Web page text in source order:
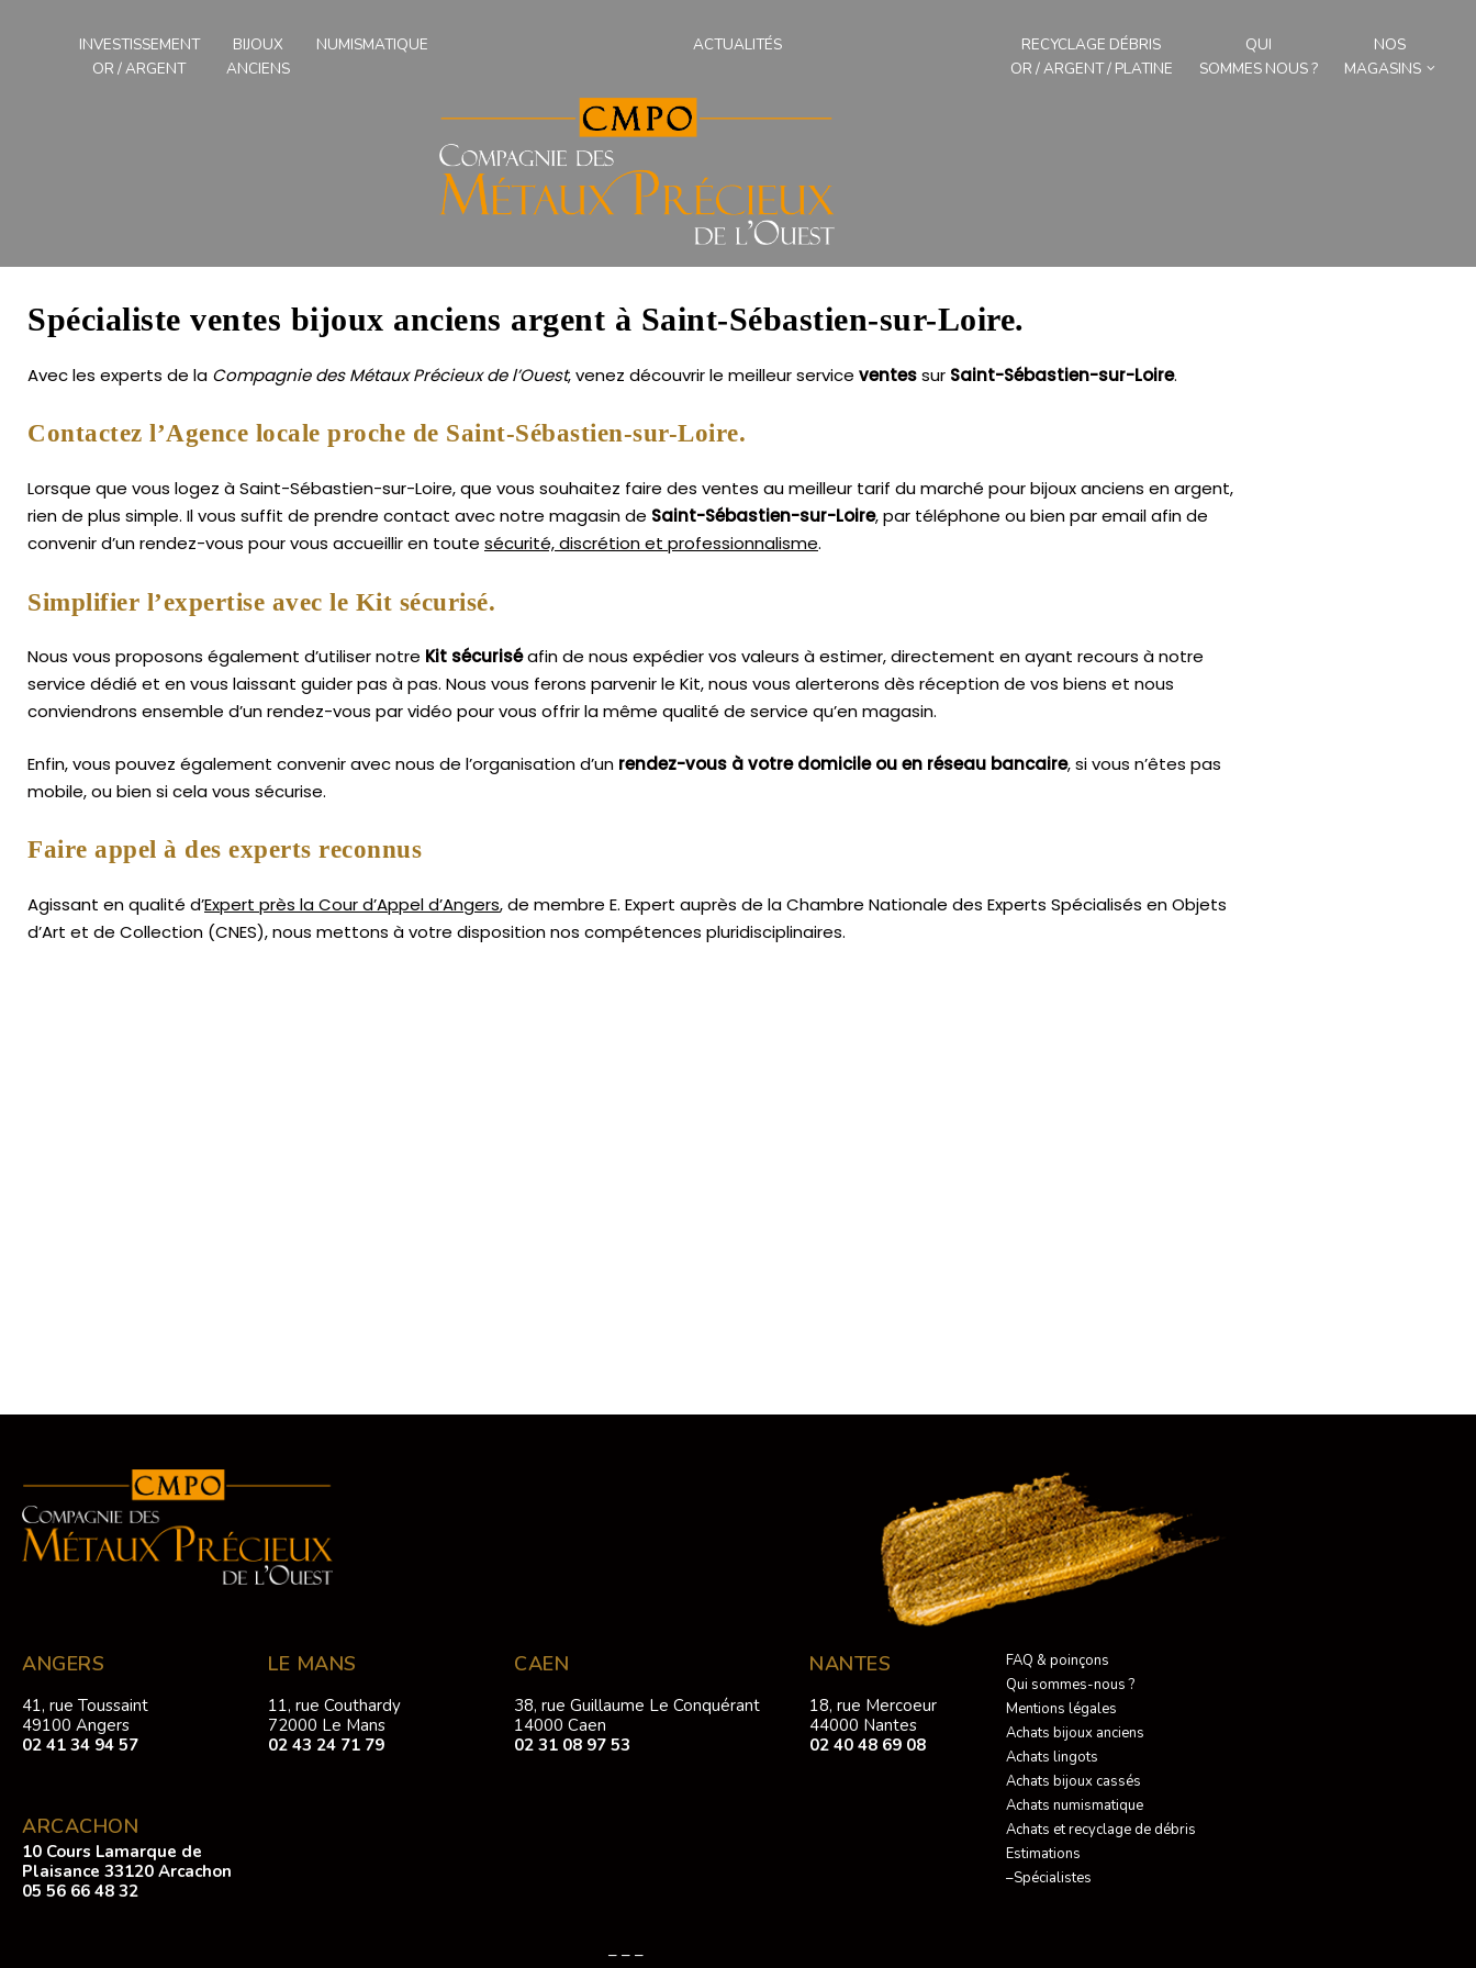
INVESTISSEMENT
OR / ARGENT
BIJOUX
ANCIENS
NUMISMATIQUE ACTUALITÉS
RECYCLAGE DÉBRIS
OR / ARGENT / PLATINE
QUI
SOMMES NOUS ?
NOS
MAGASINS
Spécialiste ventes bijoux anciens argent à Saint-Sébastien-sur-Loire.
Avec les experts de la Compagnie des Métaux Précieux de l’Ouest, venez découvrir le meilleur service ventessur Saint-Sébastien-sur-Loire.
Contactez l’Agence locale proche de Saint-Sébastien-sur-Loire.
Lorsque que vous logez à Saint-Sébastien-sur-Loire, que vous souhaitez faire des ventes au meilleur tarif du marché pour bijoux anciens en argent,
rien de plus simple. Il vous suffit de prendre contact avec notre magasin de Saint-Sébastien-sur-Loire, par téléphone ou bien par email afin de
convenir d’un rendez-vous pour vous accueillir en toute sécurité, discrétion et professionnalisme.
Simplifier l’expertise avec le Kit sécurisé.
Nous vous proposons également d’utiliser notre Kit sécuriséafin de nous expédier vos valeurs à estimer, directement en ayant recours à notre
service dédié et en vous laissant guider pas à pas. Nous vous ferons parvenir le Kit, nous vous alerterons dès réception de vos biens et nous
conviendrons ensemble d’un rendez-vous par vidéo pour vous offrir la même qualité de service qu’en magasin.
Enfin, vous pouvez également convenir avec nous de l’organisation d’un rendez-vous à votre domicile ou en réseau bancaire, si vous n’êtes pas
mobile, ou bien si cela vous sécurise.
Faire appel à des experts reconnus
Agissant en qualité d’Expert près la Cour d’Appel d’Angers, de membre E. Expert auprès de laChambre Nationale des Experts Spécialisés en Objets
d’Art et de Collection (CNES),nous mettons à votre disposition nos compétences pluridisciplinaires.
ANGERS
41, rue Toussaint
49100 Angers
02 41 34 94 57
ARCACHON
10 Cours Lamarque de
Plaisance 33120 Arcachon
05 56 66 48 32
LE MANS
11, rue Couthardy
72000 Le Mans
02 43 24 71 79
CAEN
38, rue Guillaume Le Conquérant
14000 Caen
02 31 08 97 53
NANTES
18, rue Mercoeur
44000 Nantes
02 40 48 69 08
FAQ & poinçons
Qui sommes-nous ?
Mentions légales
Achats bijoux anciens
Achats lingots
Achats bijoux cassés
Achats numismatique
Achats et recyclage de débris
Estimations
–Spécialistes
– – –